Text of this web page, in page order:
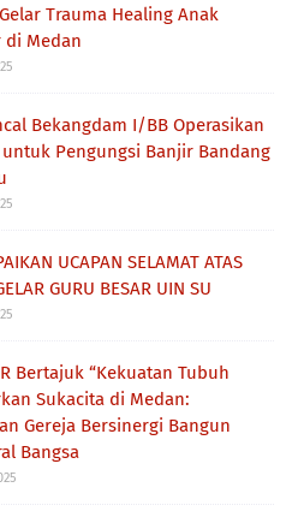
Trauma Healing Anak
di Medan
Bekangdam I/BB Operasikan
Pengungsi Banjir Bandang
UCAPAN SELAMAT ATAS
GURU BESAR UIN SU
Bertajuk “Kekuatan Tubuh
Sukacita di Medan:
Gereja Bersinergi Bangun
Bangsa